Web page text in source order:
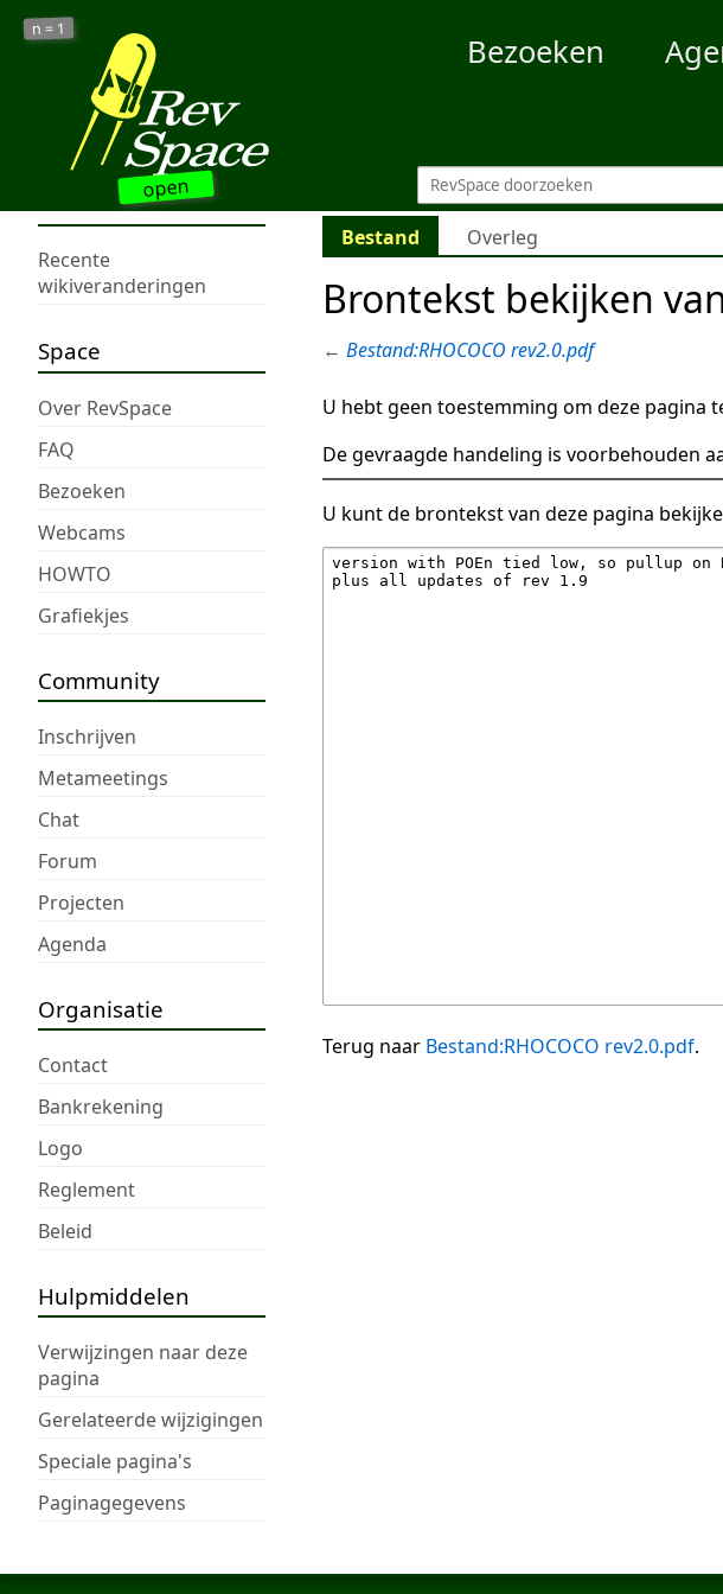
open
n = 1
Bezoeken
Recente
wikiveranderingen
Space
Over RevSpace
FAQ
Bezoeken
Webcams
HOWTO
Grafiekjes
Community
Inschrijven
Metameetings
Chat
Forum
Projecten
Agenda
Organisatie
Contact
Bankrekening
Logo
Reglement
Beleid
Hulpmiddelen
Verwijzingen naar deze
pagina
Gerelateerde wijzigingen
Speciale pagina's
Paginagegevens
Bestand Overleg
Brontekst bekijken
← Bestand:RHOCOCO rev2.0.pdf
U hebt geen toestemming om deze pagina
De gevraagde handeling is voorbehouden
U kunt de brontekst van deze pagina
Terug naar Bestand:RHOCOCO rev2.0.pdf.